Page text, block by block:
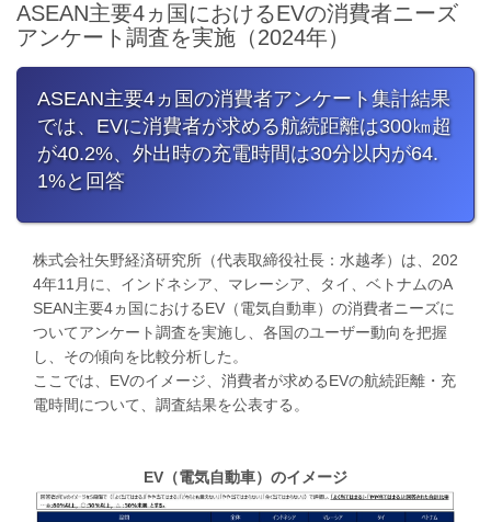
ASEAN主要4ヵ国におけるEVの消費者ニーズ
アンケート調査を実施（2024年）
ASEAN主要4ヵ国の消費者アンケート集計結果
では、EVに消費者が求める航続距離は300㎞超
が40.2%、外出時の充電時間は30分以内が64.
1%と回答
株式会社矢野経済研究所（代表取締役社長：水越孝）は、202
4年11月に、インドネシア、マレーシア、タイ、ベトナムのA
SEAN主要4ヵ国におけるEV（電気自動車）の消費者ニーズに
ついてアンケート調査を実施し、各国のユーザー動向を把握
し、その傾向を比較分析した。
ここでは、EVのイメージ、消費者が求めるEVの航続距離・充
電時間について、調査結果を公表する。
EV（電気自動車）のイメージ